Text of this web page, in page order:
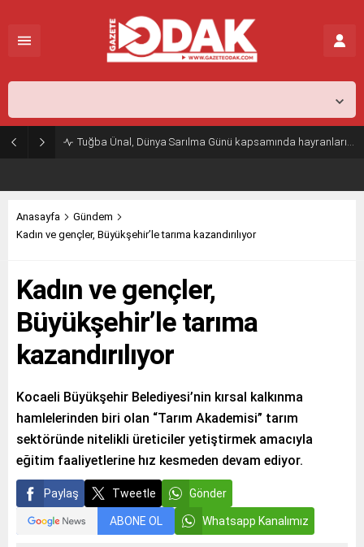
Tuğba Ünal, Dünya Sarılma Günü kapsamında hayranlarıyla buluştu
Anasayfa
Gündem
Kadın ve gençler, Büyükşehir’le tarıma kazandırılıyor
Kadın ve gençler,
Büyükşehir’le tarıma
kazandırılıyor
Kocaeli Büyükşehir Belediyesi’nin kırsal kalkınma
hamlelerinden biri olan “Tarım Akademisi” tarım
sektöründe nitelikli üreticiler yetiştirmek amacıyla
eğitim faaliyetlerine hız kesmeden devam ediyor.
Paylaş Tweetle Gönder
ABONE OL Whatsapp Kanalımız